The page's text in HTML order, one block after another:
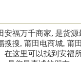
安福万千商家, 是货
搜, 莆田电商城, 莆
这里可以找到安